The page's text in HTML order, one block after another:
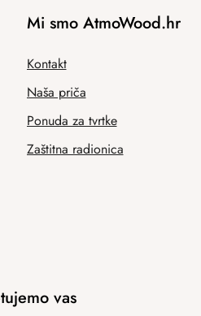
Mi smo AtmoWood.hr
Kontakt
Naša priča
Ponuda za tvrtke
Zaštitna radionica
vas